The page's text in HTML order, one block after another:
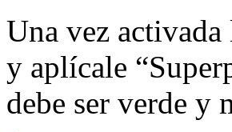
Una vez
y aplícale
debe ser verde y